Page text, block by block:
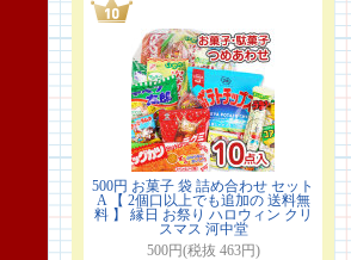
500円 お菓子 袋 詰め合わせ セット
A 【 2個口以上でも追加の 送料無
料 】 縁日 お祭り ハロウィン クリ
スマス 河中堂
500円(税抜 463円)